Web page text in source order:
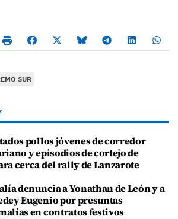
SUR
pollos jóvenes de corredor
y episodios de cortejo de
cerca del rally de Lanzarote
denuncia a Yonathan de León y a
Eugenio por presuntas
en contratos festivos